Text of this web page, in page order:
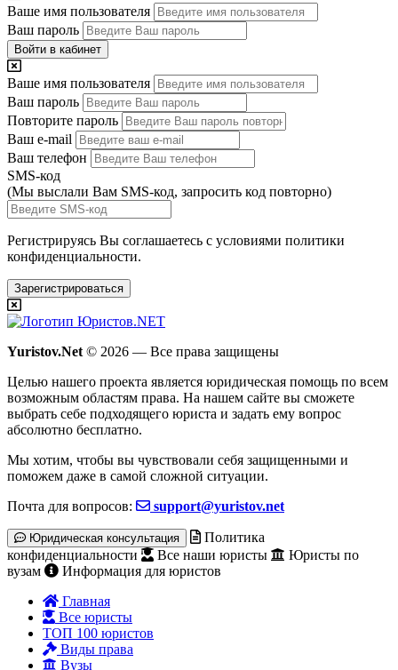
Ваше имя пользователя
Ваш пароль
Войти в кабинет
Ваше имя пользователя
Ваш пароль
Повторите пароль
Ваш e-mail
Ваш телефон
SMS-код
(Мы выслали Вам SMS-код, запросить код повторно)
Регистрируясь Вы соглашаетесь с условиями политики
конфиденциальности.
Зарегистрироваться
Yuristov.Net © 2026 — Все права защищены
Целью нашего проекта является юридическая помощь по всем
возможным областям права. На нашем сайте вы сможете
выбрать себе подходящего юриста и задать ему вопрос
абсолютно бесплатно.
Мы хотим, чтобы вы чувствовали себя защищенными и
поможем даже в самой сложной ситуации.
Почта для вопросов:
support@yuristov.net
Юридическая консультация
Политика
конфиденциальности
Все наши юристы
Юристы по
вузам
Информация для юристов
Главная
Все юристы
ТОП 100 юристов
Виды права
Вузы